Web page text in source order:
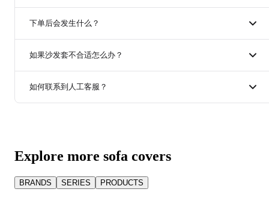
方式，你都一定能找到最适合你的沙发套。您的满意
对我们至关重要，因此我们推出了 60 天“In Love
择，您可以保持沙发的原始外观，或将其变为独特的
个性之作。
国收货时无需支付任何额外费用。对于其他国家，
Comfort Works 不对订单配送过程中产生的任何海关税
费或进口费用负责，也无法保证您需要支付的税费金
您提供帮助！
下单后会发生什么？
进展。下单后，我们的在线支付平台会为您开具发
票，并在大约24小时后发送订单确认邮件。对于某些
沙发型号，您需要按照邮件中的说明测量您的沙发。
如果沙发套不合适怎么办？
理指南清洗后一般可以解决。但是，如果尺码问题较
为严重，请您在收到订单后30天内发送电子邮件给我
如何联系到人工客服？
点到下午6点（GMT+8）致电+613 9015 9789与我们联
Explore more sofa covers
BRANDS SERIES PRODUCTS